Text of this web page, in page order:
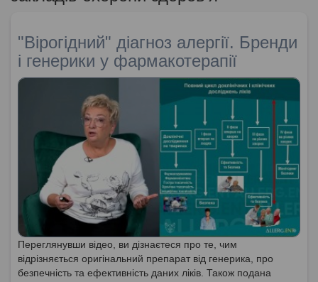
"Вірогідний" діагноз алергії. Бренди
і генерики у фармакотерапії
Переглянувши відео, ви дізнаєтеся про те, чим
відрізняється оригінальний препарат від генерика, про
безпечність та ефективність даних ліків. Також подана